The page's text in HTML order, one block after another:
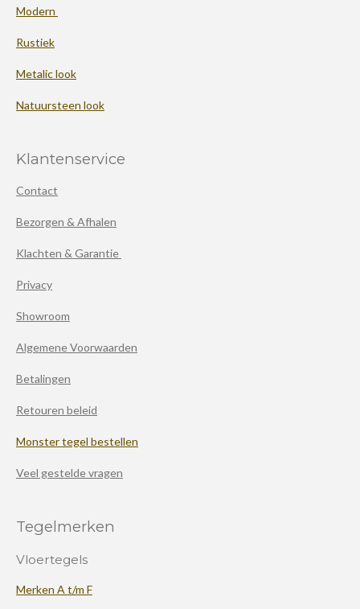
Modern
Rustiek
Metalic look
Natuursteen look
Klantenservice
Contact
Bezorgen & Afhalen
Klachten & Garantie
Privacy
Showroom
Algemene Voorwaarden
Betalingen
Retouren beleid
Monster tegel bestellen
Veel gestelde vragen
Tegelmerken
Vloertegels
Merken A t/m F